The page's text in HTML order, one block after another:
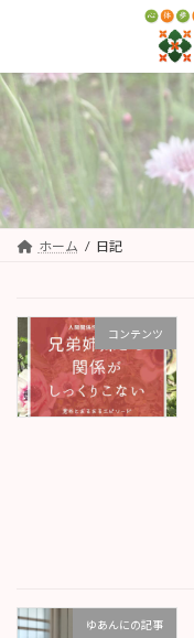
ン
ツ
キ
ッ
ー
シ
に
移
ホーム 日記
コンテンツ
ゆあんにの記事